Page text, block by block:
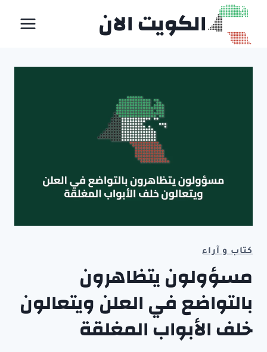
التجاوز
المحتوى
الكويت الان
كتاب و آراء
مسؤولون يتظاهرون
بالتواضع في العلن ويتعالون
خلف الأبواب المغلقة